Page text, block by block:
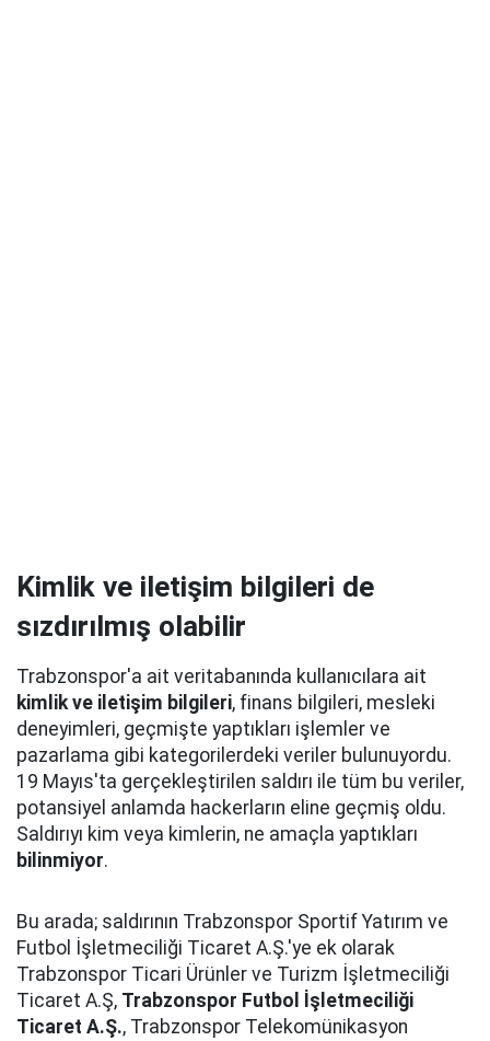
Kimlik ve iletişim bilgileri de
sızdırılmış olabilir
Trabzonspor'a ait veritabanında kullanıcılara ait
kimlik ve iletişim bilgileri, finans bilgileri, mesleki
deneyimleri, geçmişte yaptıkları işlemler ve
pazarlama gibi kategorilerdeki veriler bulunuyordu.
19 Mayıs'ta gerçekleştirilen saldırı ile tüm bu veriler,
potansiyel anlamda hackerların eline geçmiş oldu.
Saldırıyı kim veya kimlerin, ne amaçla yaptıkları
bilinmiyor.
Bu arada; saldırının Trabzonspor Sportif Yatırım ve
Futbol İşletmeciliği Ticaret A.Ş.'ye ek olarak
Trabzonspor Ticari Ürünler ve Turizm İşletmeciliği
Ticaret A.Ş, Trabzonspor Futbol İşletmeciliği
Ticaret A.Ş., Trabzonspor Telekomünikasyon